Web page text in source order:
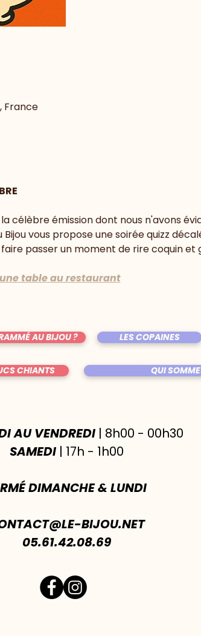
France
célèbre émission dont nous n'avons
Bijou vous propose une soirée quizz
passer un moment de rire coquin et
une table au restaurant
AU BIJOU ? LES COPAINES
CHIANTS QUI
AU VENDREDI| 8h00 - 00h30
SAMEDI| 17h - 1h00
DIMANCHE & LUNDI
BIJOU.NET
05.61.42.08.69